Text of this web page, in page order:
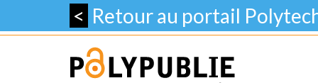
< Retour au portail